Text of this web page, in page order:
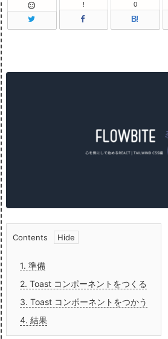
 !
B!
0
Contents
1. 準備
2. Toast コンポーネントをつくる
3. Toast コンポーネントをつかう
4. 結果